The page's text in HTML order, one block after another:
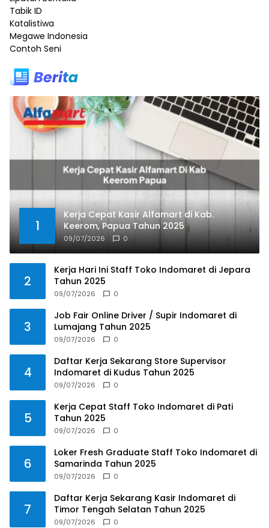
Tabik ID
Katalistiwa
Megawe Indonesia
Contoh Seni
1
Kerja Cepat Kasir Alfamart di Kab.
Keerom, Papua Tahun 2025
09/07/2026 0
2
Kerja Hari Ini Staff Toko Indomaret di Jepara
Tahun 2025
09/07/2026 0
3
Job Fair Online Driver / Supir Indomaret di
Lumajang Tahun 2025
09/07/2026 0
4
Daftar Kerja Sekarang Store Supervisor
Indomaret di Kudus Tahun 2025
09/07/2026 0
5
Kerja Cepat Staff Toko Indomaret di Pati
Tahun 2025
09/07/2026 0
6
Loker Fresh Graduate Staff Toko Indomaret di
Samarinda Tahun 2025
09/07/2026 0
7
Daftar Kerja Sekarang Kasir Indomaret di
Timor Tengah Selatan Tahun 2025
09/07/2026 0